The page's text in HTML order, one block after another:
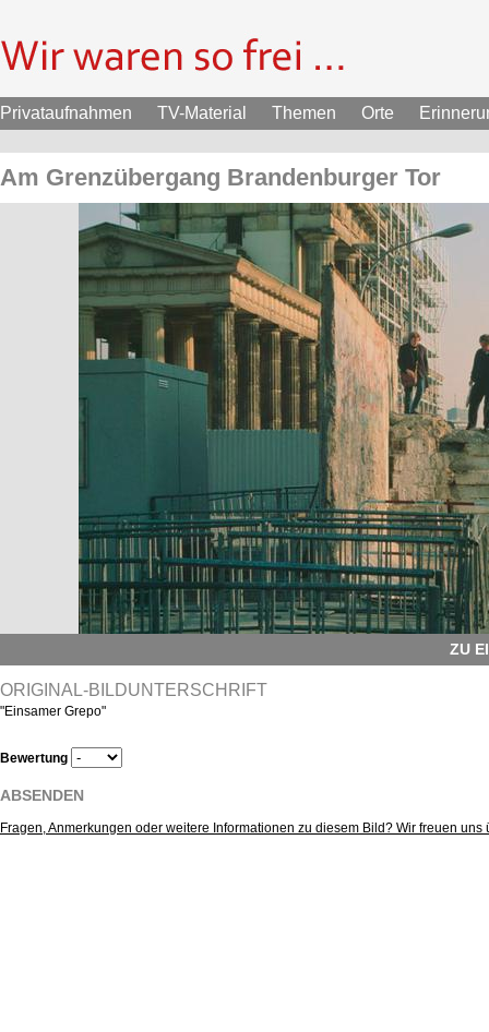
Privataufnahmen TV-Material Themen Orte
Am Grenzübergang Brandenburger Tor
ZU
ORIGINAL-BILDUNTERSCHRIFT
"Einsamer Grepo"
Bewertung
ABSENDEN
Fragen, Anmerkungen oder weitere Informationen zu diesem Bild? Wir freuen uns